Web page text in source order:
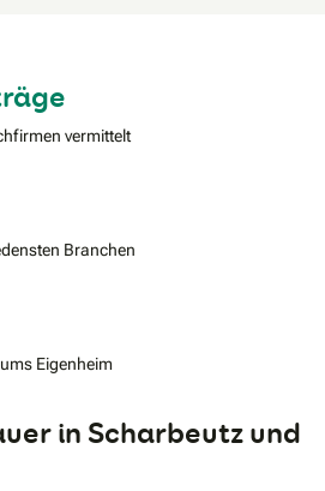
vermittelt
Branchen
Eigenheim
in Scharbeutz und